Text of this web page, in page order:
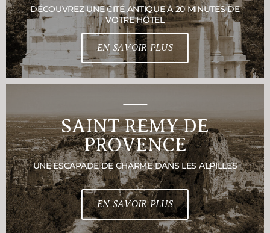
DÉCOUVREZ UNE CITÉ ANTIQUE À 20 MINUTES DE
VOTRE HÔTEL
EN SAVOIR PLUS
SAINT REMY DE
PROVENCE
UNE ESCAPADE DE CHARME DANS LES ALPILLES
EN SAVOIR PLUS